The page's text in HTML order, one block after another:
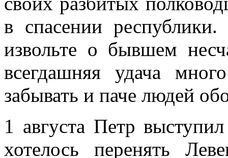
в спасении
извольте о бывшем
всегдашняя удача
забывать и паче людей
1 августа Петр
хотелось перенять